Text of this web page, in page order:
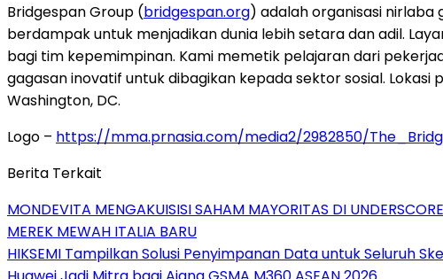
Bridgespan Group (bridgespan.org) adalah organisasi nirlaba
berdampak untuk menjadikan dunia lebih setara dan adil.
bagi tim kepemimpinan. Kami memetik pelajaran dari
gagasan inovatif untuk dibagikan kepada sektor sosial. Lokasi
Washington, DC.
Logo – https://mma.prnasia.com/media2/2982850/
Berita Terkait
MONDEVITA MENGAKUISISI SAHAM MAYORITAS DI
MEREK MEWAH ITALIA BARU
HIKSEMI Tampilkan Solusi Penyimpanan Data untuk Seluruh